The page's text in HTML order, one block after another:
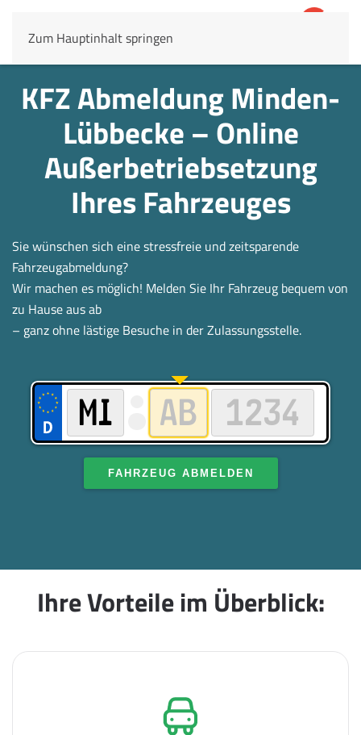
Zum Hauptinhalt springen
KFZ Abmeldung Minden-
Lübbecke – Online
Außerbetrieb­setzung
Ihres Fahrzeuges
Sie wünschen sich eine stressfreie und zeitsparende
Fahrzeugabmeldung?
Wir machen es möglich! Melden Sie Ihr Fahrzeug bequem von
zu Hause aus ab
– ganz ohne lästige Besuche in der Zulassungsstelle.
FAHRZEUG ABMELDEN
Ihre Vorteile im Überblick: